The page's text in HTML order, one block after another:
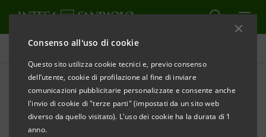
Consenso all'uso di cookie
Questo sito utilizza cookie tecnici e, previo consenso
dell’utente, cookie di profilazione al fine di inviare
comunicazioni pubblicitarie personalizzate e consente anche
l'invio di cookie di "terze parti" (impostati da un sito web
diverso da quello visitato). L'uso dei cookie ha la durata di 1
anno.
Investor relations
Comunicati stampa di
Investor Relations